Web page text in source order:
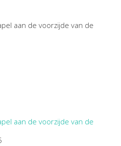
aan de voorzijde van de
aan de voorzijde van de